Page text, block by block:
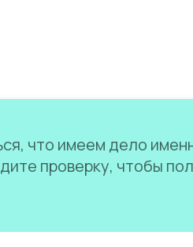
что имеем дело
проверку, чтобы